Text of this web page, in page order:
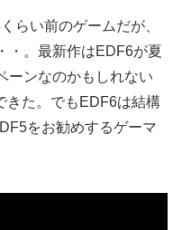
らい前のゲームだが、
・。最新作はEDF6が夏
ーンなのかもしれない
きた。でもEDF6は結構
をお勧めするゲーマ